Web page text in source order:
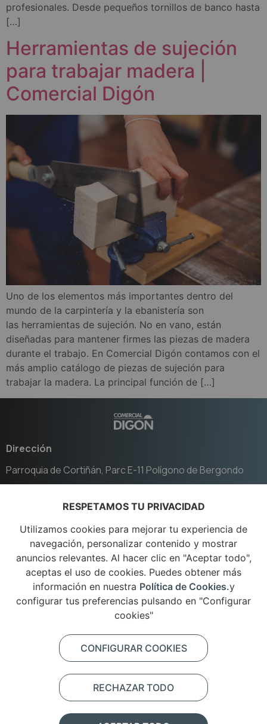
profesionales. Desde pequeños tornillos de banco hasta
[…]
Herramientas de sujeción
para trabajar madera |
Comercial Digón
Uno de los elementos más importantes dentro del
mundo de la carpintería y la ebanistería son
las herramientas de sujeción. No en vano, están
diseñadas para mantener firmes las piezas de madera
durante el trabajo. En Comercial Digón contamos con el
más amplio catálogo de piezas de sujeción para
trabajar la madera. La principal función de […]
Dirección
Parroquia de Cortiñán, Parc E-11 Polígono de Bergondo
+34 981 795 358
Email
digon@comercialdigon.com
Aviso Legal
Política de cookies
Política de privacidad
RESPETAMOS TU PRIVACIDAD
Utilizamos cookies para mejorar tu experiencia de
navegación, personalizar contenido y mostrar
anuncios relevantes. Al hacer clic en "Aceptar todo",
aceptas el uso de cookies. Puedes obtener más
información en nuestra Política de Cookies.y
configurar tus preferencias pulsando en "Configurar
cookies"
CONFIGURAR COOKIES
RECHAZAR TODO